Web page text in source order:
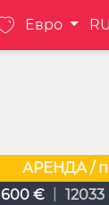
Евро RU
АРЕНДА /
600 €